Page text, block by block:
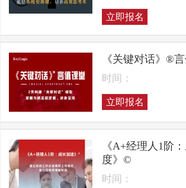
立即报名
《关键对话》®
时间：
立即报名
《A+经理人1阶
度》©
时间：